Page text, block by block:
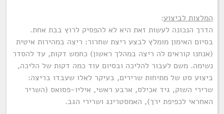
המלצות לביצוע:
הדרך הנכונה לעשות זאת היא לא להפסיק לרוץ בבת אחת.
בסיום האימון מומלץ לבצע ריצת שחרור: ריצה במהירות איטית
(אנחנו קוראים לה ריצה במהלך ראשון) כחמש דקות, עד להסדר
נשימה. משם לעבור להליכה ובסיום עוד כמה דקות של הליכה,
ביצוע סט של מתיחות שרירים, בעיקר לאלו שעבדו בריצה:
שרירי השוק, גיד אכילס, ארבע ראשי, איליו-פסואס (השריר
האחראי לכפיפת ירך), האמסטרינג ושרירי הגב.